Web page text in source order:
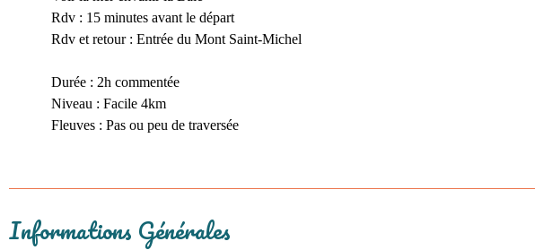
Rdv : 15 minutes avant le départ
Rdv et retour : Entrée du Mont Saint-Michel
Durée : 2h commentée
Niveau : Facile 4km
Fleuves : Pas ou peu de traversée
Informations Générales